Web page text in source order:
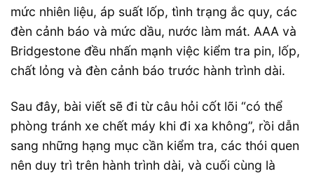
mức nhiên liệu, áp suất lốp, tình trạng ắc quy, các
đèn cảnh báo và mức dầu, nước làm mát. AAA và
Bridgestone đều nhấn mạnh việc kiểm tra pin, lốp,
chất lỏng và đèn cảnh báo trước hành trình dài.
Sau đây, bài viết sẽ đi từ câu hỏi cốt lõi “có thể
phòng tránh xe chết máy khi đi xa không”, rồi dẫn
sang những hạng mục cần kiểm tra, các thói quen
nên duy trì trên hành trình dài, và cuối cùng là